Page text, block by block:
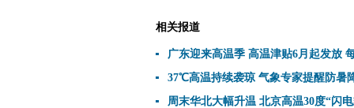
相关报道
广东迎来高温季 高温津贴6月起发放
37℃高温持续袭琼 气象专家提醒防暑
周末华北大幅升温 北京高温30度“闪